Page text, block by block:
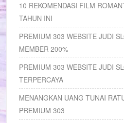
10 REKOMENDASI FILM
TAHUN INI
PREMIUM 303 WEBSITE JUDI
MEMBER 200%
PREMIUM 303 WEBSITE JUDI
TERPERCAYA
MENANGKAN UANG TUNAI
PREMIUM 303